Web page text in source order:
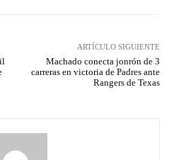
ARTÍCULO SIGUIENTE
Machado conecta jonrón de 3
carreras en victoria de Padres ante
Rangers de Texas